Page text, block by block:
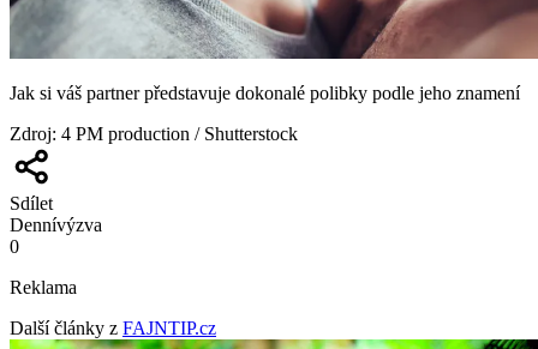
Jak si váš partner představuje dokonalé polibky podle jeho znamení
Zdroj: 4 PM production / Shutterstock
Sdílet
Dennívýzva
0
Reklama
Další články z FAJNTIP.cz